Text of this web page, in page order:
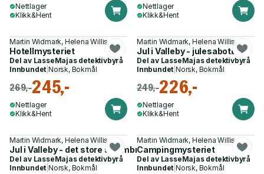
Nettlager
Klikk&Hent
Nettlager
Klikk&Hent
Martin Widmark, Helena Willis
Hotellmysteriet
Del av LasseMajas detektivbyrå
Innbundet |Norsk, Bokmål
269,-245,-
Nettlager
Klikk&Hent
Martin Widmark, Helena Willis
Jul i Valleby - julesabotøren
Del av LasseMajas detektivbyrå
Innbundet |Norsk, Bokmål
249,-226,-
Nettlager
Klikk&Hent
Martin Widmark, Helena Willis
Jul i Valleby - det store strømbruddet
Del av LasseMajas detektivbyrå
Innbundet |Norsk, Bokmål
Martin Widmark, Helena Willis
Campingmysteriet
Del av LasseMajas detektivbyrå
Innbundet |Norsk, Bokmål